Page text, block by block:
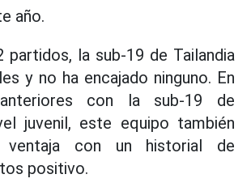
año.
partidos, la sub-19 de Tailandia
y no ha encajado ninguno. En
con la sub-19 de
juvenil, este equipo también
ventaja con un historial de
positivo.